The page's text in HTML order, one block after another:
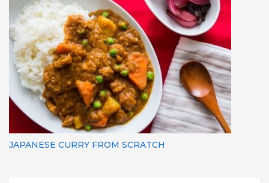
JAPANESE CURRY FROM SCRATCH